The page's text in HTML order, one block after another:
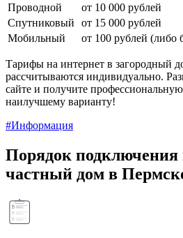
Проводной
от 10 000 рублей
Спутниковый
от 15 000 рублей
Мобильный
от 100 рублей (либо
Тарифы на интернет в загородный
рассчитываются индивидуально.
сайте и получите
наилучшему варианту!
#Информация
Порядок подключения
частный дом в